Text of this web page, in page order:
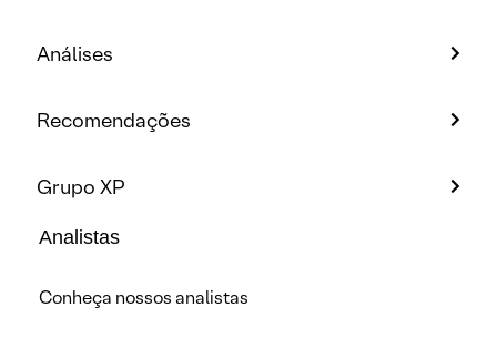
Análises
Recomendações
Grupo XP
Analistas
Conheça nossos analistas